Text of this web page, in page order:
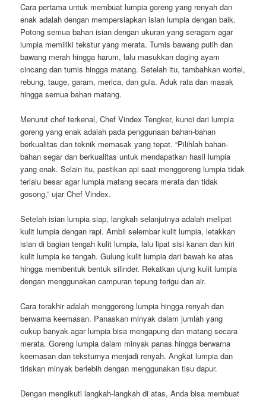
Cara pertama untuk membuat lumpia goreng yang renyah dan
enak adalah dengan mempersiapkan isian lumpia dengan baik.
Potong semua bahan isian dengan ukuran yang seragam agar
lumpia memiliki tekstur yang merata. Tumis bawang putih dan
bawang merah hingga harum, lalu masukkan daging ayam
cincang dan tumis hingga matang. Setelah itu, tambahkan wortel,
rebung, tauge, garam, merica, dan gula. Aduk rata dan masak
hingga semua bahan matang.
Menurut chef terkenal, Chef Vindex Tengker, kunci dari lumpia
goreng yang enak adalah pada penggunaan bahan-bahan
berkualitas dan teknik memasak yang tepat. “Pilihlah bahan-
bahan segar dan berkualitas untuk mendapatkan hasil lumpia
yang enak. Selain itu, pastikan api saat menggoreng lumpia tidak
terlalu besar agar lumpia matang secara merata dan tidak
gosong,” ujar Chef Vindex.
Setelah isian lumpia siap, langkah selanjutnya adalah melipat
kulit lumpia dengan rapi. Ambil selembar kulit lumpia, letakkan
isian di bagian tengah kulit lumpia, lalu lipat sisi kanan dan kiri
kulit lumpia ke tengah. Gulung kulit lumpia dari bawah ke atas
hingga membentuk bentuk silinder. Rekatkan ujung kulit lumpia
dengan menggunakan campuran tepung terigu dan air.
Cara terakhir adalah menggoreng lumpia hingga renyah dan
berwarna keemasan. Panaskan minyak dalam jumlah yang
cukup banyak agar lumpia bisa mengapung dan matang secara
merata. Goreng lumpia dalam minyak panas hingga berwarna
keemasan dan teksturnya menjadi renyah. Angkat lumpia dan
tiriskan minyak berlebih dengan menggunakan tisu dapur.
Dengan mengikuti langkah-langkah di atas, Anda bisa membuat